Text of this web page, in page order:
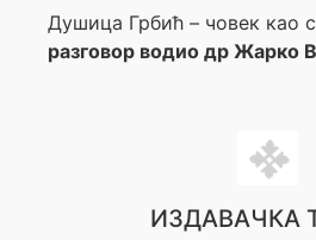
Душица Грбић – човек као
разговор водио др Жарко
ИЗДАВАЧКА